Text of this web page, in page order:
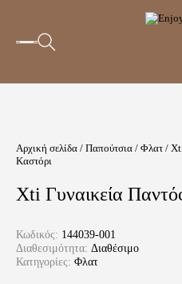
Αρχική σελίδα / Παπούτσια / Φλατ /
Καστόρι
Xti Γυναικεία
Κωδικός: 144039-001
Διαθεσιμότητα: Διαθέσιμο
Κατηγορίες: Φλατ